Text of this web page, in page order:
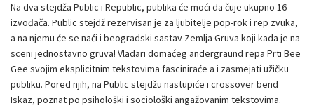
Na dva stejdža Public i Republic, publika će moći da čuje ukupno 16
izvođača. Public stejdž rezervisan je za ljubitelje pop-rok i rep zvuka,
a na njemu će se naći i beogradski sastav Zemlja Gruva koji kada je na
sceni jednostavno gruva! Vladari domaćeg andergraund repa Prti Bee
Gee svojim eksplicitnim tekstovima fasciniraće a i zasmejati užičku
publiku. Pored njih, na Public stejdžu nastupiće i crossover bend
Iskaz, poznat po psihološki i sociološki angažovanim tekstovima.